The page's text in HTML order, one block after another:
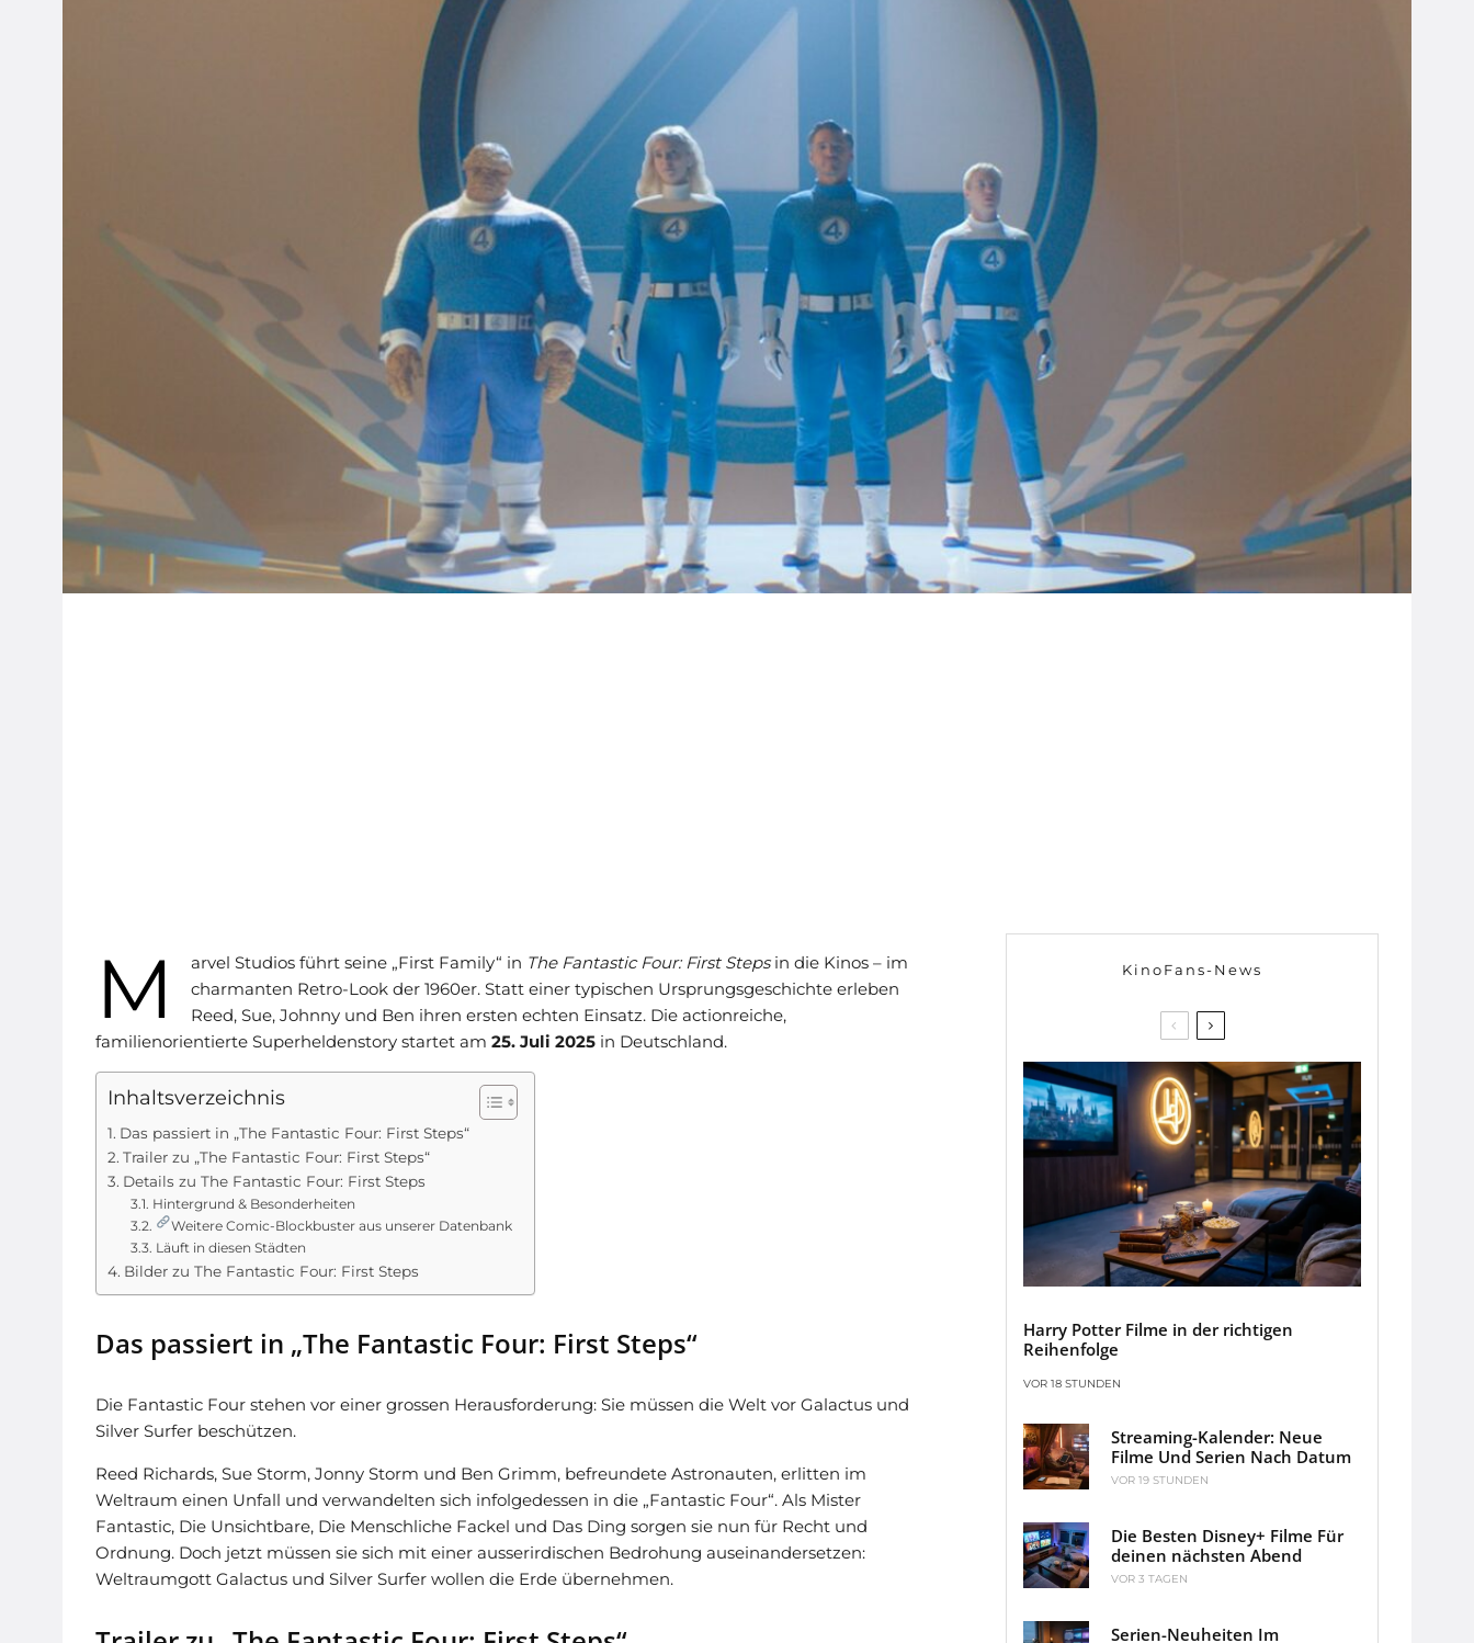
M arvel Studios führt seine „First Family“ in The Fantastic Four: First Stepsin die Kinos – im
charmanten Retro-Look der 1960er. Statt einer typischen Ursprungsgeschichte erleben
Reed, Sue, Johnny und Ben ihren ersten echten Einsatz. Die actionreiche,
familienorientierte Superheldenstory startet am 25. Juli 2025 in Deutschland.
Inhaltsverzeichnis
Das passiert in „The Fantastic Four: First Steps“
Trailer zu „The Fantastic Four: First Steps“
Details zu The Fantastic Four: First Steps
Hintergrund & Besonderheiten
Weitere Comic-Blockbuster aus unserer Datenbank
Läuft in diesen Städten
Bilder zu The Fantastic Four: First Steps
Das passiert in „The Fantastic Four: First Steps“
Die Fantastic Four stehen vor einer grossen Herausforderung: Sie müssen die Welt vor Galactus und
Silver Surfer beschützen.
Reed Richards, Sue Storm, Jonny Storm und Ben Grimm, befreundete Astronauten, erlitten im
Weltraum einen Unfall und verwandelten sich infolgedessen in die „Fantastic Four“. Als Mister
Fantastic, Die Unsichtbare, Die Menschliche Fackel und Das Ding sorgen sie nun für Recht und
Ordnung. Doch jetzt müssen sie sich mit einer ausserirdischen Bedrohung auseinandersetzen:
Weltraumgott Galactus und Silver Surfer wollen die Erde übernehmen.
KinoFans-News
Harry Potter Filme in der richtigen
Reihenfolge
VOR 18 STUNDEN
Streaming-Kalender: Neue
Filme Und Serien Nach Datum
VOR 19 STUNDEN
Die Besten Disney+ Filme Für
deinen nächsten Abend
VOR 3 TAGEN
Serien-Neuheiten Im